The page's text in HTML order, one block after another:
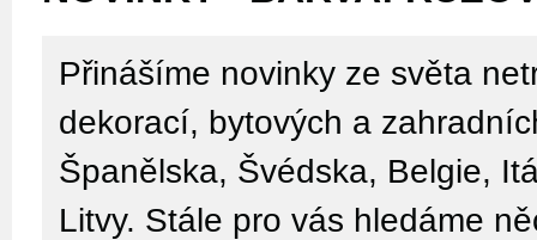
Přinášíme novinky ze světa
dekorací, bytových a
Španělska, Švédska, Belgie,
Litvy. Stále pro vás hledáme